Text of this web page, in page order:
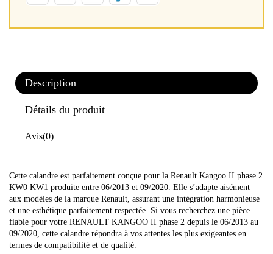
Description
Détails du produit
Avis(0)
Cette calandre est parfaitement conçue pour la Renault Kangoo II phase 2
KW0 KW1 produite entre 06/2013 et 09/2020. Elle s’adapte aisément
aux modèles de la marque Renault, assurant une intégration harmonieuse
et une esthétique parfaitement respectée. Si vous recherchez une pièce
fiable pour votre RENAULT KANGOO II phase 2 depuis le 06/2013 au
09/2020, cette calandre répondra à vos attentes les plus exigeantes en
termes de compatibilité et de qualité.